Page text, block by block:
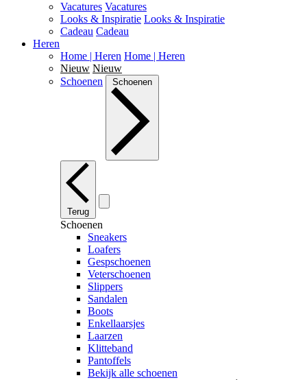
Vacatures Vacatures
Looks & Inspiratie Looks & Inspiratie
Cadeau Cadeau
Heren
Home | Heren Home | Heren
Nieuw Nieuw
Schoenen
Schoenen
Terug
Schoenen
Sneakers
Loafers
Gespschoenen
Veterschoenen
Slippers
Sandalen
Boots
Enkellaarsjes
Laarzen
Klitteband
Pantoffels
Bekijk alle schoenen